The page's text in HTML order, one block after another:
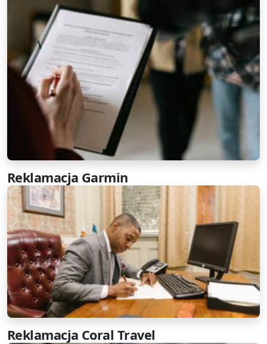
Reklamacja Garmin
Reklamacja Coral Travel